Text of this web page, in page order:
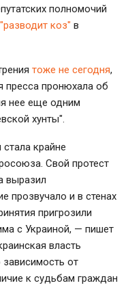
полномочий
"разводит коз" в
тоже не сегодня,
пресса пронюхала об
нее еще одним
хунты".
крайне
Свой протест
выразил
прозвучало и в стенах
пригрозили
с Украиной, — пишет
власть
от
к судьбам граждан